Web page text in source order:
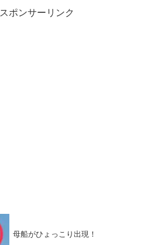
スポンサーリンク
母船がひょっこり出現！